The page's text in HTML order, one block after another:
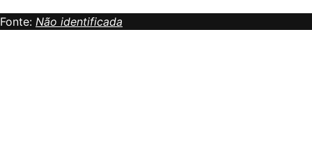
Fonte: Não identificada